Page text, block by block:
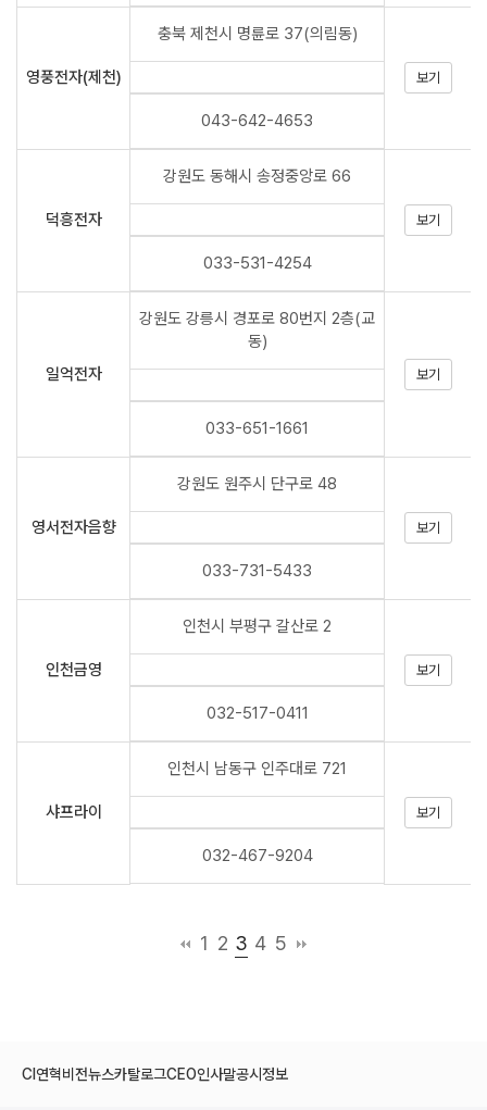
영풍전자(제천)
충북 제천시 명륜로 37(의림동)
보기
043-642-4653
덕흥전자
강원도 동해시 송정중앙로 66
보기
033-531-4254
일억전자
강원도 강릉시 경포로 80번지 2층(교
동)
보기
033-651-1661
영서전자음향
강원도 원주시 단구로 48
보기
033-731-5433
인천금영
인천시 부평구 갈산로 2
보기
032-517-0411
샤프라이
인천시 남동구 인주대로 721
보기
032-467-9204
1 2 3 4 5
CI 연혁비전뉴스카탈로그CEO인사말공시정보